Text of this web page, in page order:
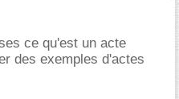
ce qu'est un acte
des exemples d'actes